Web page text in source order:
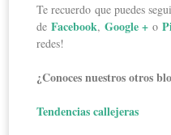
Te recuerdo que puedes
deFacebook,Google + o
redes!
¿Conoces nuestros otros
Tendencias callejeras